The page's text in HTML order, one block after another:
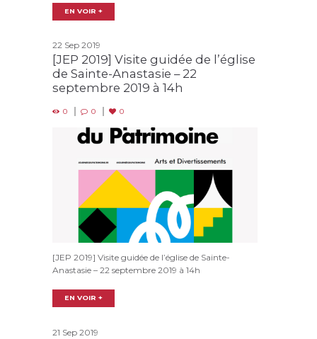
EN VOIR +
22 Sep 2019
[JEP 2019] Visite guidée de l’église
de Sainte-Anastasie – 22
septembre 2019 à 14h
0 0 0
[JEP 2019] Visite guidée de l’église de Sainte-
Anastasie – 22 septembre 2019 à 14h
EN VOIR +
21 Sep 2019